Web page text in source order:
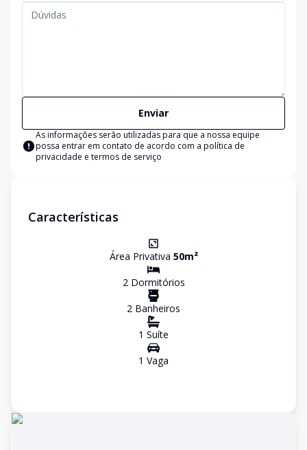
Enviar
As informações serão utilizadas para que a nossa equipe
possa entrar em contato de acordo com a política de
privacidade e termos de serviço
Características
Área Privativa 50m²
2Dormitórios
2 Banheiros
1 Suíte
1 Vaga